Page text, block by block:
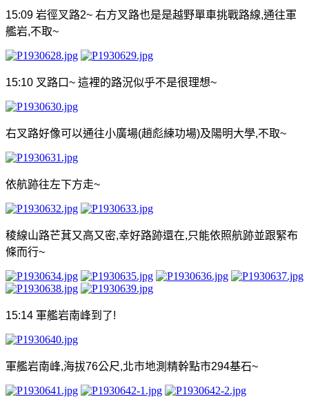
15:09 岩徑叉路2~ 右方叉路也是是越野單車挑戰路線,通往軍
艦岩,不取~
15:10 叉路口~ 這裡的路況似乎不是很理想~
右叉路好像可以通往小廣場(趙彪練功場)及陽明大學,不取~
依航跡往左下方走~
稜線山路芒萁又高又密,幸好路跡還在,只能依照航跡並跟緊布
條而行~
15:14 軍艦岩南峰到了!
軍艦岩南峰,海拔76公尺,北市地測精幹點市294基石~